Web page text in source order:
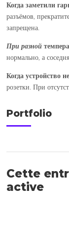
Когда заметили
разъёмов,
запрещена.
При разной
нормально, а
Когда устройство
розетки. При
Portfolio
Cette
active